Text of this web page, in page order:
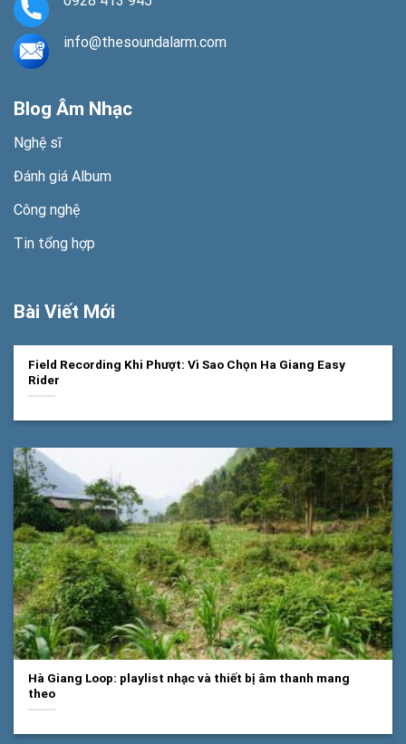
info@thesoundalarm.com
Blog Âm Nhạc
Nghệ sĩ
Đánh giá Album
Công nghệ
Tin tổng hợp
Bài Viết Mới
Field Recording Khi Phượt: Vì Sao Chọn Ha Giang Easy
Rider
Hà Giang Loop: playlist nhạc và thiết bị âm thanh mang
theo